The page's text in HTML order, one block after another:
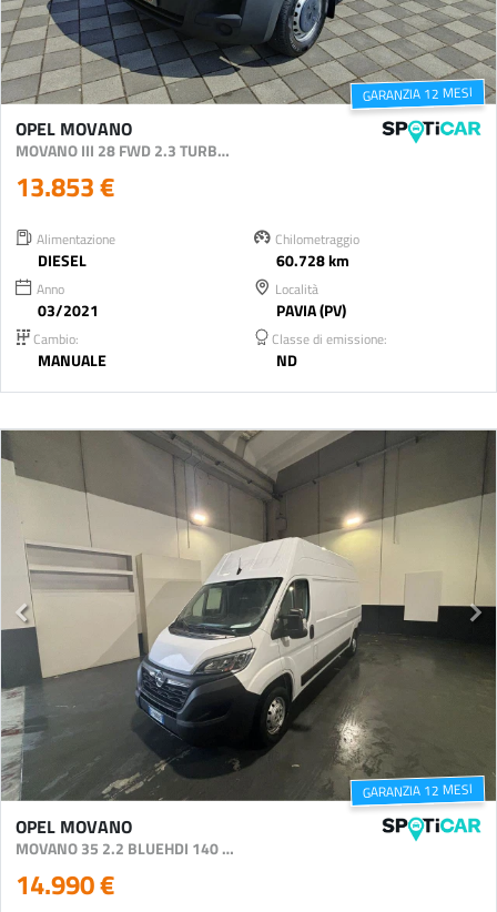
GARANZIA 12 MESI
OPEL MOVANO
MOVANO III 28 FWD 2.3 TURBO D 135CV L1H1
13.853 €
Alimentazione
DIESEL
Chilometraggio
60.728 km
Anno
03/2021
Località
PAVIA (PV)
Cambio:
MANUALE
Classe di emissione:
ND
GARANZIA 12 MESI
OPEL MOVANO
MOVANO 35 2.2 BLUEHDI 140 S AND S L3H3 (IVA ESCL.)
14.990 €